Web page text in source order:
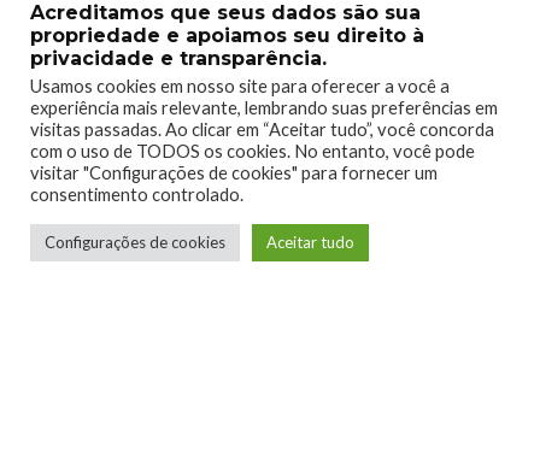
Site Xboxmania
Facebook
Twitter
Instagram
Conheça a Dumativa
Twitter
Acreditamos que seus dados são sua
propriedade e apoiamos seu direito à
privacidade e transparência.
Usamos cookies em nosso site para oferecer a você a
experiência mais relevante, lembrando suas preferências em
visitas passadas. Ao clicar em “Aceitar tudo”, você concorda
com o uso de TODOS os cookies. No entanto, você pode
visitar "Configurações de cookies" para fornecer um
consentimento controlado.
Configurações de cookies Aceitar tudo